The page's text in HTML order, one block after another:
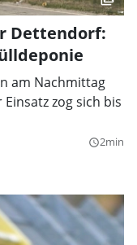
Dettendorf:
am Nachmittag
zog sich bis
query_builder2min